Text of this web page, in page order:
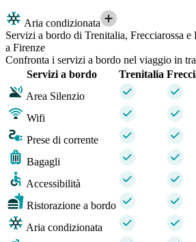
Aria condizionata
Servizi a bordo di Trenitalia, Frecciarossa
a Firenze
Confronta i servizi a bordo nel viaggio in
Servizi a bordo
Trenitalia
Area Silenzio
Wifi
Prese di corrente
Bagagli
Accessibilità
Ristorazione a bordo
Aria condizionata